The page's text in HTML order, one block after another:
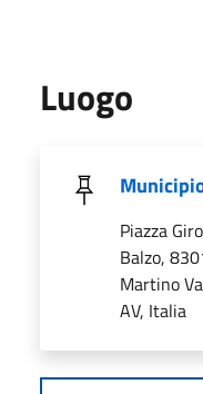
Luogo
Piazza
Balzo,
Martino
AV, Italia